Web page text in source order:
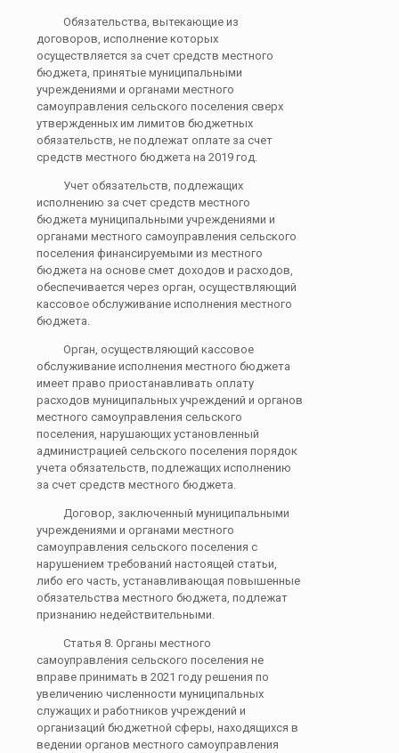
Обязательства, вытекающие из
договоров, исполнение которых
осуществляется за счет средств местного
бюджета, принятые муниципальными
учреждениями и органами местного
самоуправления сельского поселения сверх
утвержденных им лимитов бюджетных
обязательств, не подлежат оплате за счет
средств местного бюджета на 2019 год.
Учет обязательств, подлежащих
исполнению за счет средств местного
бюджета муниципальными учреждениями и
органами местного самоуправления сельского
поселения финансируемыми из местного
бюджета на основе смет доходов и расходов,
обеспечивается через орган, осуществляющий
кассовое обслуживание исполнения местного
бюджета.
Орган, осуществляющий кассовое
обслуживание исполнения местного бюджета
имеет право приостанавливать оплату
расходов муниципальных учреждений и органов
местного самоуправления сельского
поселения, нарушающих установленный
администрацией сельского поселения порядок
учета обязательств, подлежащих исполнению
за счет средств местного бюджета.
Договор, заключенный муниципальными
учреждениями и органами местного
самоуправления сельского поселения с
нарушением требований настоящей статьи,
либо его часть, устанавливающая повышенные
обязательства местного бюджета, подлежат
признанию недействительными.
Статья 8. Органы местного
самоуправления сельского поселения не
вправе принимать в 2021 году решения по
увеличению численности муниципальных
служащих и работников учреждений и
организаций бюджетной сферы, находящихся в
ведении органов местного самоуправления